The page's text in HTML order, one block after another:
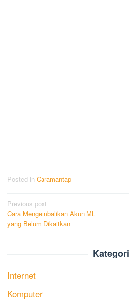
Posted in Caramantap
Post
navigation
Previous post
Cara Mengembalikan Akun ML
yang Belum Dikaitkan
Kategori
Internet
Komputer